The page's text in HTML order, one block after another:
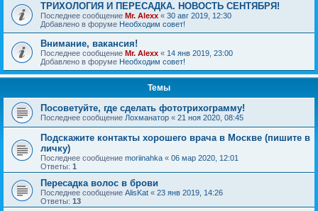
ТРИХОЛОГИЯ И ПЕРЕСАДКА. НОВОСТЬ СЕНТЯБРЯ!
Последнее сообщение Mr. Alexx « 30 авг 2019, 12:30
Добавлено в форуме Необходим совет!
Внимание, вакансия!
Последнее сообщение Mr. Alexx « 14 янв 2019, 23:00
Добавлено в форуме Необходим совет!
Темы
Посоветуйте, где сделать фототрихограмму!
Последнее сообщение Лохманатор « 21 ноя 2020, 08:45
Подскажите контакты хорошего врача в Москве (пишите в
личку)
Последнее сообщение moriinahka « 06 мар 2020, 12:01
Ответы: 1
Пересадка волос в брови
Последнее сообщение AlisKat « 23 янв 2019, 14:26
Ответы: 13